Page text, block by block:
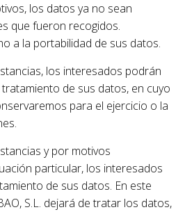
los datos ya no sean
que fueron recogidos.
a la portabilidad de sus datos.
los interesados podrán
de sus datos, en cuyo
para el ejercicio o la
y por motivos
particular, los interesados
de sus datos. En este
S.L. dejará de tratar los datos,